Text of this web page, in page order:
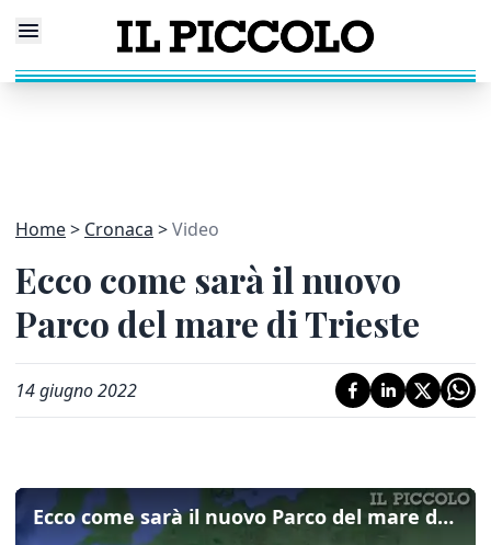
Home Cronaca Video
Ecco come sarà il nuovo
Parco del mare di Trieste
14 giugno 2022
Ecco come sarà il nuovo Parco del mare di Trieste